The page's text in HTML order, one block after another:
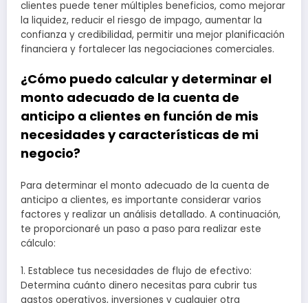
clientes puede tener múltiples beneficios, como mejorar
la liquidez, reducir el riesgo de impago, aumentar la
confianza y credibilidad, permitir una mejor planificación
financiera y fortalecer las negociaciones comerciales.
¿Cómo puedo calcular y determinar el
monto adecuado de la cuenta de
anticipo a clientes en función de mis
necesidades y características de mi
negocio?
Para determinar el monto adecuado de la cuenta de
anticipo a clientes, es importante considerar varios
factores y realizar un análisis detallado. A continuación,
te proporcionaré un paso a paso para realizar este
cálculo:
1. Establece tus necesidades de flujo de efectivo:
Determina cuánto dinero necesitas para cubrir tus
gastos operativos, inversiones y cualquier otra